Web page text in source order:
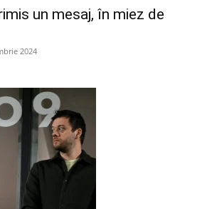
un mesaj, în miez de
2024